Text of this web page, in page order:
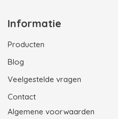
Informatie
Producten
Blog
Veelgestelde vragen
Contact
Algemene voorwaarden